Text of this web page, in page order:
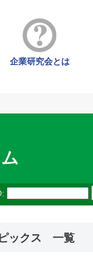
企業研究会とは
ックス 一覧